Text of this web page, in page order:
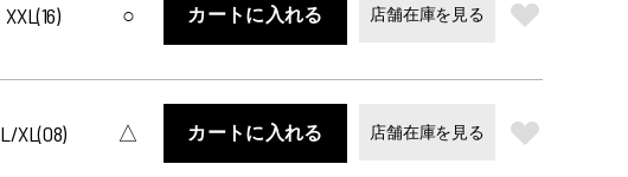
XXL(16) ○ カートに入れる 店舗在庫を見る
L/XL(08) △ カートに入れる 店舗在庫を見る